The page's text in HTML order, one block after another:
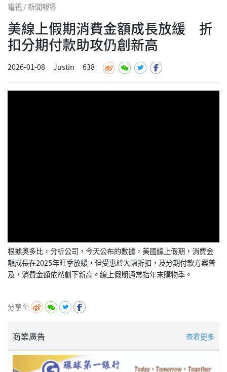
電視 / 新聞報導
美線上假期消費金額成長放緩 折
扣分期付款助攻仍創新高
2026-01-08 Justin 638
根據奧多比，分析公司，今天公布的數據，美國線上假期，消費金
額成長在2025年旺季放緩，但受惠於大幅折扣，及分期付款方案普
及，消費金額依然創下新高。線上假期通常指年末購物季。
分享至
商業廣告 查看更多